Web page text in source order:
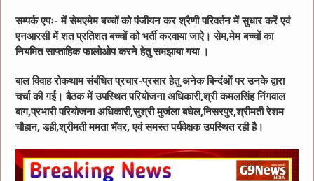
सम्पर्क एपः- में सेमएमेम बच्चों को पंजीयन कर श्रैणी परिवर्तन में सुधार करें एवं
एनआरसी में शत प्रतिशत बच्चों को भर्ती करवाया जाऐ। सेम,मेम बच्चों का
नियमित साप्ताहिक फालोओप करने हेतु समझाया गया ।
बाल विवाह रोकथाम संबंधित प्रचार-प्रसार हेतु अनेक बिन्दंओं पर उनके द्वारा
चर्चा की गई। बैठक में उपस्थित परियोजना अधिकारी,श्री कमलसिंह निंगवाल
बाग,प्रभारी परियोजना अधिकारी,सुश्री मुजंला बघेल,निसरपुर,श्रीमती रेशम
चौहान, डही,श्रीमती ममता भॅवर, एवं समस्त पर्यवेक्षक उपस्थित रही है।